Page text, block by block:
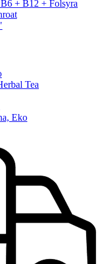
+ B12 + Folsyra
Tea
Eko